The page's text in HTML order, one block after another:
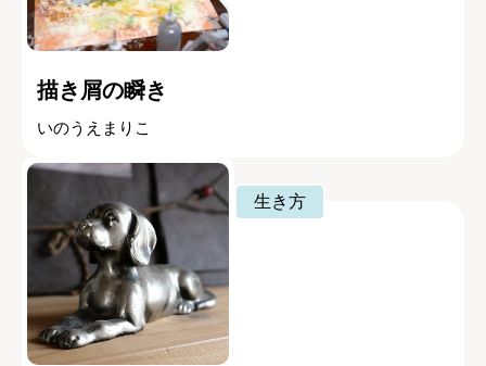
描き屑の瞬き
いのうえまりこ
生き方